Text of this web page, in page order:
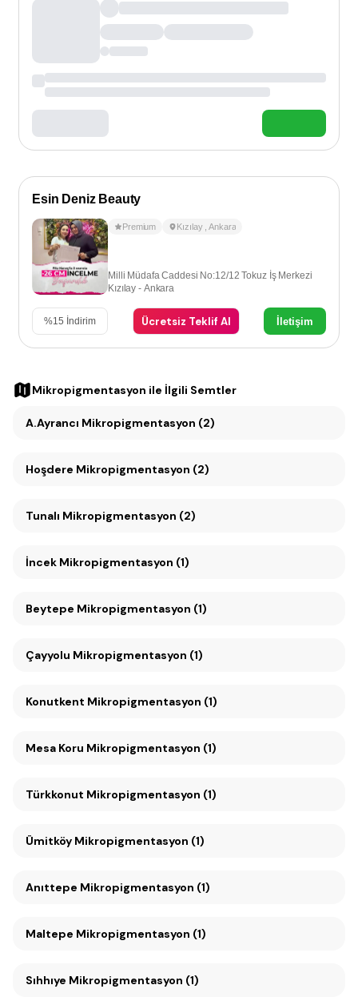
Esin Deniz Beauty
Premium Kızılay ,Ankara
Milli Müdafa Caddesi No:12/12 Tokuz İş Merkezi
Kızılay - Ankara
%15 İndirim Ücretsiz Teklif Al İletişim
Mikropigmentasyon ile İlgili Semtler
A.Ayrancı Mikropigmentasyon (2)
Hoşdere Mikropigmentasyon (2)
Tunalı Mikropigmentasyon (2)
İncek Mikropigmentasyon (1)
Beytepe Mikropigmentasyon (1)
Çayyolu Mikropigmentasyon (1)
Konutkent Mikropigmentasyon (1)
Mesa Koru Mikropigmentasyon (1)
Türkkonut Mikropigmentasyon (1)
Ümitköy Mikropigmentasyon (1)
Anıttepe Mikropigmentasyon (1)
Maltepe Mikropigmentasyon (1)
Sıhhıye Mikropigmentasyon (1)